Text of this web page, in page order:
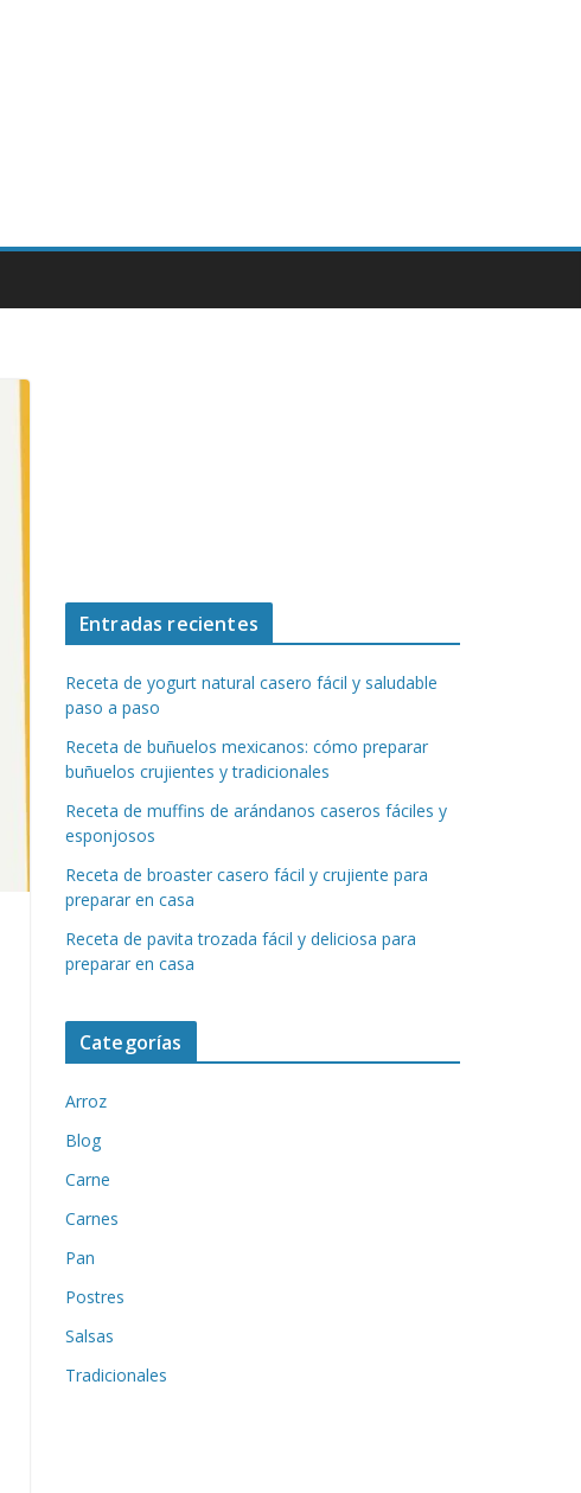
Entradas recientes
Receta de yogurt natural casero fácil y saludable
paso a paso
Receta de buñuelos mexicanos: cómo preparar
buñuelos crujientes y tradicionales
Receta de muffins de arándanos caseros fáciles y
esponjosos
Receta de broaster casero fácil y crujiente para
preparar en casa
Receta de pavita trozada fácil y deliciosa para
preparar en casa
Categorías
Arroz
Blog
Carne
Carnes
Pan
Postres
Salsas
Tradicionales